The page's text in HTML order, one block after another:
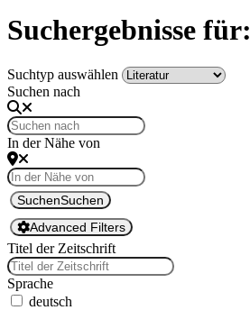
Suchergebnisse für:
Suchtyp auswählen
Suchen nach
In der Nähe von
SuchenSuchen
Advanced Filters
Titel der Zeitschrift
Sprache
deutsch